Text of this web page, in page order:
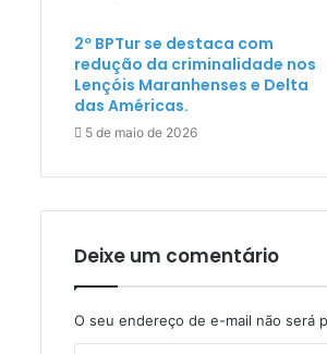
2º BPTur se destaca com
redução da criminalidade nos
Lençóis Maranhenses e Delta
das Américas.
5 de maio de 2026
Deixe um comentário
O seu endereço de e-mail não será